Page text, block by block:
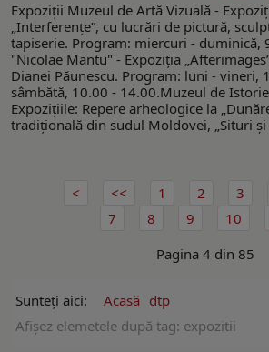
Expoziţii Muzeul de Artă Vizuală -
„Interferențeˮ, cu lucrări de pictură,
tapiserie. Program: miercuri - duminică,
"Nicolae Mantu" - Expoziţia
Dianei Păunescu. Program: luni - vineri,
sâmbătă, 10.00 - 14.00.Muzeul de
Expoziţiile: Repere arheologice la
tradiţională din sudul Moldovei, „Situri şi
1 2 3
7
8 9
10
Pagina 4 din 85
Sunteți aici: Acasă dtp
Afişez elemetele după tag: expozitii